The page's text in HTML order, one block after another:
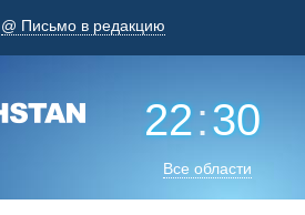
@ Письмо в редакцию
22:30
Все области